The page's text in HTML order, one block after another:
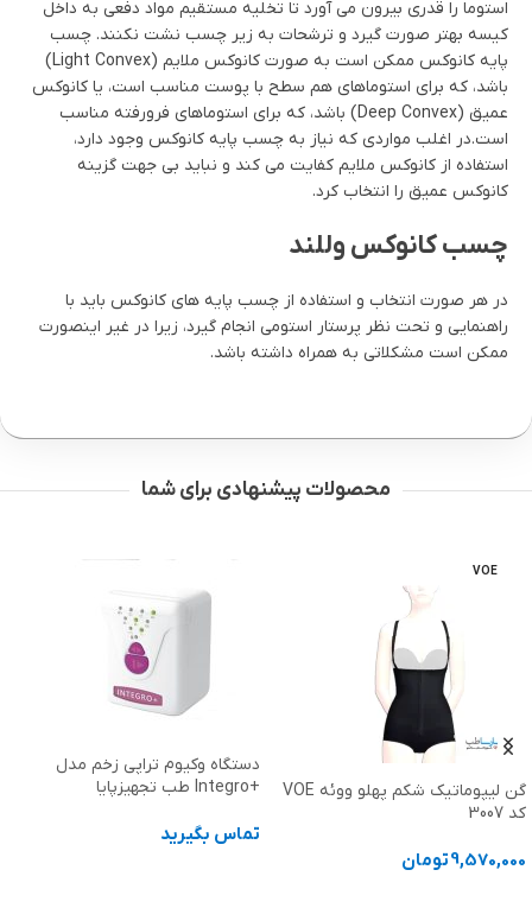
استوما را قدری بیرون می‏ آورد تا تخلیه مستقیم مواد دفعی به داخل
کیسه بهتر صورت گیرد و ترشحات به زیر چسب نشت نکنند. چسب
پایه کانوکس ممکن است به صورت کانوکس ملایم (Light Convex)
باشد، که برای استوماهای هم‏ سطح با پوست مناسب است، یا کانوکس
عمیق (Deep Convex) باشد، که برای استوماهای فرورفته مناسب
است.در اغلب مواردی که نیاز به چسب پایه کانوکس وجود دارد،
استفاده از کانوکس ملایم کفایت می ‏کند و نباید بی‏ جهت گزینه
کانوکس عمیق را انتخاب کرد.
چسب کانوکس وللند
در هر صورت انتخاب و استفاده از چسب پایه‏ های کانوکس باید با
راهنمایی و تحت نظر پرستار استومی انجام گیرد، زیرا در غیر اینصورت
ممکن است مشکلاتی به همراه داشته باشد.
محصولات پیشنهادی برای شما
VOE
گن لیپوماتیک شکم پهلو ووئه VOE
کد 3007
9,570,000تومان
دستگاه وکیوم تراپی زخم مدل
+Integro طب تجهیزپایا
تماس بگیرید